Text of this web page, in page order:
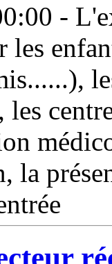
-
les
les
la